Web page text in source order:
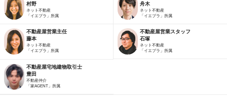
村野
ネット不動産
「イエプラ」所属
舟木
ネット不動産
「イエプラ」所属
不動産屋営業主任
藤本
ネット不動産
「イエプラ」所属
不動産屋営業スタッフ
石塚
ネット不動産
「イエプラ」所属
不動産屋宅地建物取引士
豊田
不動産仲介
「家AGENT」所属